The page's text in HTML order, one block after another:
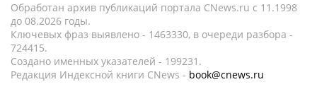
Обработан архив публикаций портала CNews.ru c 11.1998
до 08.2026 годы.
Ключевых фраз выявлено - 1463330, в очереди разбора -
724415.
Создано именных указателей - 199231.
Редакция Индексной книги CNews - book@cnews.ru